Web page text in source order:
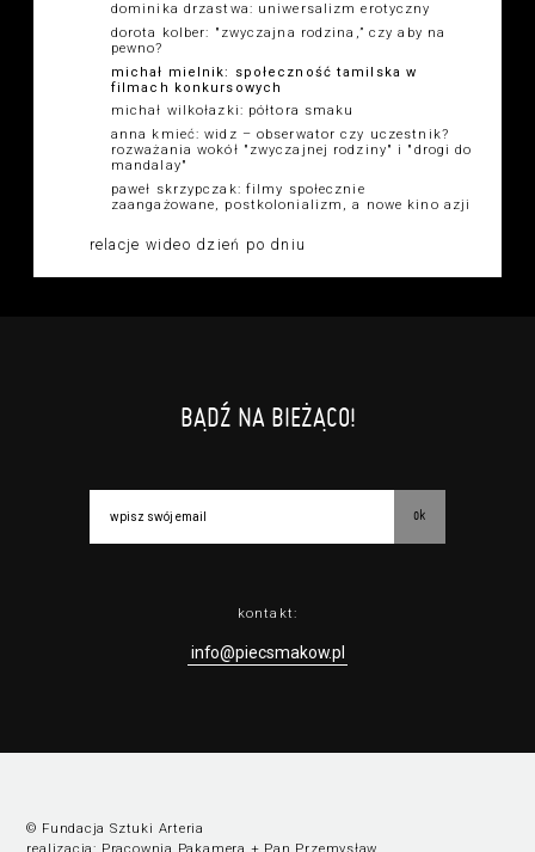
dominika drzastwa: uniwersalizm erotyczny
dorota kolber: "zwyczajna rodzina,” czy aby na
pewno?
michał mielnik: społeczność tamilska w
filmach konkursowych
michał wilkołazki: półtora smaku
anna kmieć: widz – obserwator czy uczestnik?
rozważania wokół "zwyczajnej rodziny" i "drogi do
mandalay"
paweł skrzypczak: filmy społecznie
zaangażowane, postkolonializm, a nowe kino azji
relacje wideo dzień po dniu
BĄDŹ NA BIEŻĄCO!
ok
kontakt:
info@piecsmakow.pl
© Fundacja Sztuki Arteria